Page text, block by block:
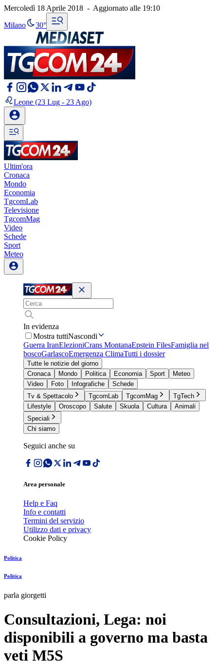
Mercoledì 18 Aprile 2018 - Aggiornato alle 19:10
Milano 30°
Leone (23 Lug - 23 Ago)
Ultim'ora
Cronaca
Mondo
Economia
TgcomLab
Televisione
TgcomMag
Video
Schede
Sport
Meteo
In evidenza
Mostra tuttiNascondi
Guerra IranElezioniCrans MontanaEpstein FilesFamiglia nel
boscoGarlascoEmergenza ClimaTutti i dossier
Tutte le notizie del giorno
Cronaca
Mondo Politica Economia Sport
Meteo
Video
Foto Infografiche
Schede
Tv & Spettacolo
TgcomLab TgcomMag
TgTech
Lifestyle
Oroscopo Salute Skuola Cultura
Animali
Speciali
Chi siamo
Seguici anche su
Area personale
Help e Faq
Info e contatti
Termini del servizio
Utilizzo dati e privacy
Cookie Policy
Politica
Politica
parla giorgetti
Consultazioni, Lega: noi
disponibili a governo ma basta
veti M5S